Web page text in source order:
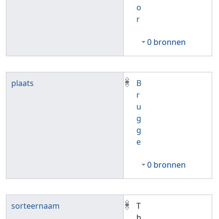
o
r
0 bronnen
plaats
B
r
u
g
g
e
0 bronnen
sorteernaam
T